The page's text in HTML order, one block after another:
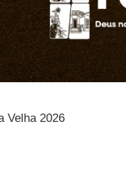
Velha 2026